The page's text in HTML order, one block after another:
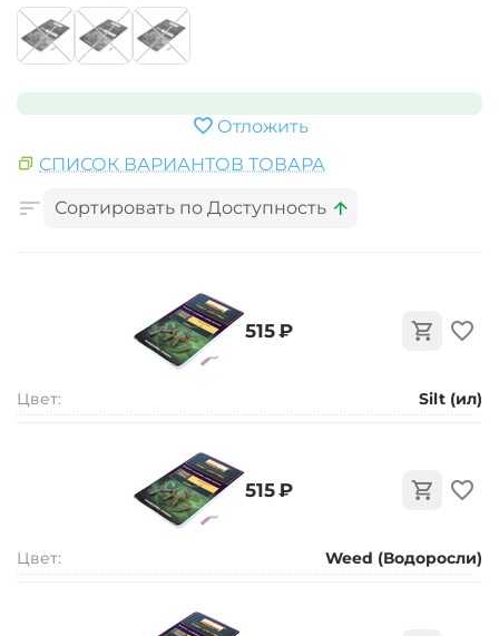
Отложить
СПИСОК ВАРИАНТОВ ТОВАРА
Сортировать по Доступность
‍515‍ ₽
Цвет: Silt (ил)
‍515‍ ₽
Цвет: Weed (Водоросли)